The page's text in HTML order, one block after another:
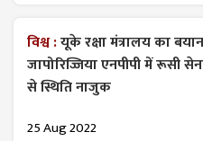
विश्व :यूके रक्षा मंत्रालय का
जापोरिज्जिया एनपीपी में रूसी
से स्थिति नाजुक
25 Aug 2022